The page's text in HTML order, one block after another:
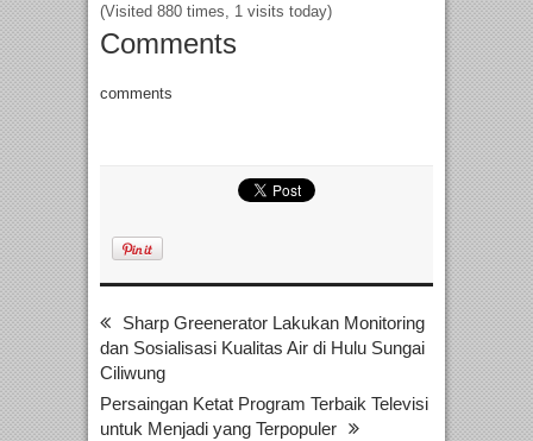
(Visited 880 times, 1 visits today)
Comments
comments
Sharp Greenerator Lakukan Monitoring
dan Sosialisasi Kualitas Air di Hulu Sungai
Ciliwung
Persaingan Ketat Program Terbaik Televisi
untuk Menjadi yang Terpopuler